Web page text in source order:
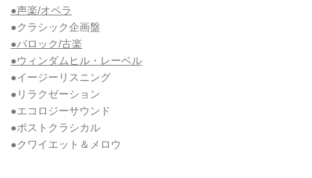
●声楽/オペラ
●クラシック企画盤
●バロック/古楽
●ウィンダムヒル・レーベル
●イージーリスニング
●リラクゼーション
●エコロジーサウンド
●ポストクラシカル
●クワイエット＆メロウ